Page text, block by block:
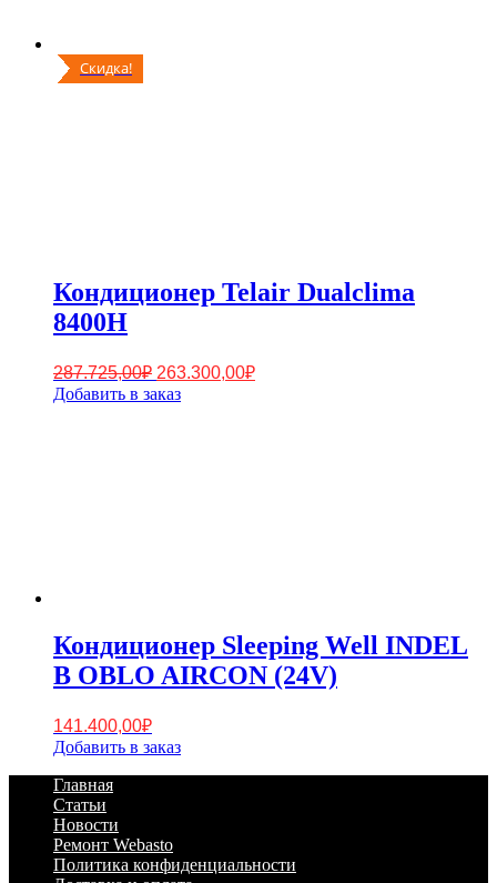
Скидка!
Кондиционер Telair Dualclima
8400Н
287.725,00₽ Первоначальная
цена
составляла
263.300,00₽Текущая
Добавить в заказ
Кондиционер Sleeping Well INDEL
B OBLO AIRCON (24V)
141.400,00₽
Добавить в заказ
Footer
Menu
Перейти
содержимому
Главная
Статьи
Новости
Ремонт Webasto
Политика конфиденциальности